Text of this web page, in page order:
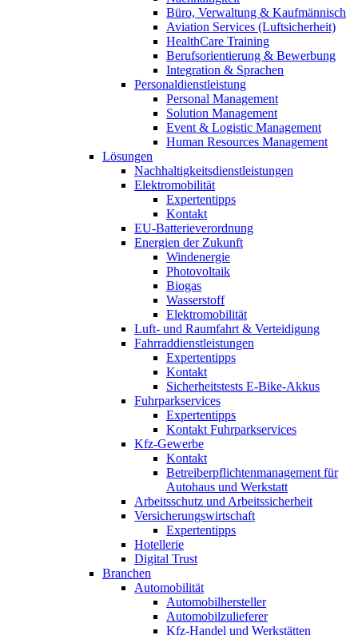
Büro, Verwaltung & Kaufmännisch
Aviation Services (Luftsicherheit)
HealthCare Training
Berufsorientierung & Bewerbung
Integration & Sprachen
Personaldienstleistung
Personal Management
Solution Management
Event & Logistic Management
Human Resources Management
Lösungen
Nachhaltigkeitsdienstleistungen
Elektromobilität
Expertentipps
Kontakt
EU-Batterieverordnung
Energien der Zukunft
Windenergie
Photovoltaik
Biogas
Wasserstoff
Elektromobilität
Luft- und Raumfahrt & Verteidigung
Fahrraddienstleistungen
Expertentipps
Kontakt
Sicherheitstests E-Bike-Akkus
Fuhrparkservices
Expertentipps
Kontakt Fuhrparkservices
Kfz-Gewerbe
Kontakt
Betreiberpflichtenmanagement für
Autohaus und Werkstatt
Arbeitsschutz und Arbeitssicherheit
Versicherungswirtschaft
Expertentipps
Hotellerie
Digital Trust
Branchen
Automobilität
Automobilhersteller
Automobilzulieferer
Kfz-Handel und Werkstätten